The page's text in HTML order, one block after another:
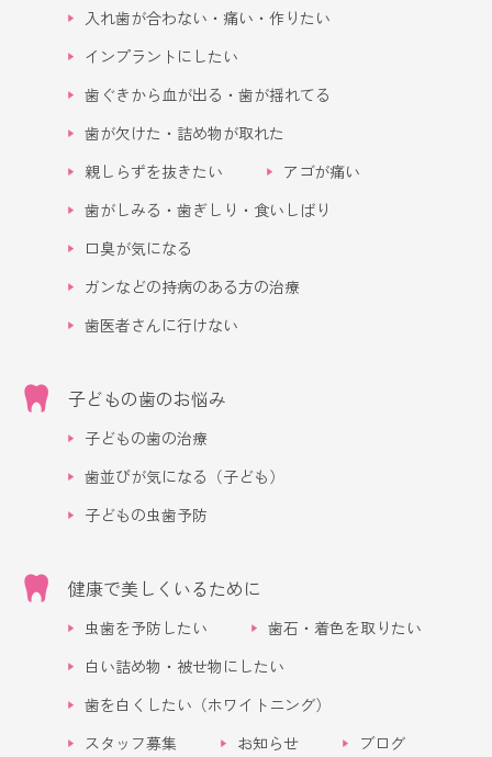
入れ歯が合わない・痛い・作りたい
インプラントにしたい
歯ぐきから血が出る・歯が揺れてる
歯が欠けた・詰め物が取れた
親しらずを抜きたい
アゴが痛い
歯がしみる・歯ぎしり・食いしばり
口臭が気になる
ガンなどの持病のある方の治療
歯医者さんに行けない
子どもの歯のお悩み
子どもの歯の治療
歯並びが気になる（子ども）
子どもの虫歯予防
健康で美しくいるために
虫歯を予防したい
歯石・着色を取りたい
白い詰め物・被せ物にしたい
歯を白くしたい（ホワイトニング）
スタッフ募集
お知らせ ブログ